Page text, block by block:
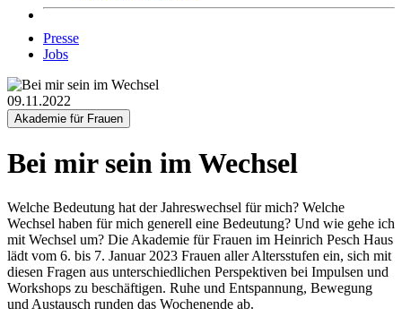
Presse
Jobs
09.11.2022
Akademie für Frauen
Bei mir sein im Wechsel
Welche Bedeutung hat der Jahreswechsel für mich? Welche
Wechsel haben für mich generell eine Bedeutung? Und wie gehe ich
mit Wechsel um? Die Akademie für Frauen im Heinrich Pesch Haus
lädt vom 6. bis 7. Januar 2023 Frauen aller Altersstufen ein, sich mit
diesen Fragen aus unterschiedlichen Perspektiven bei Impulsen und
Workshops zu beschäftigen. Ruhe und Entspannung, Bewegung
und Austausch runden das Wochenende ab.